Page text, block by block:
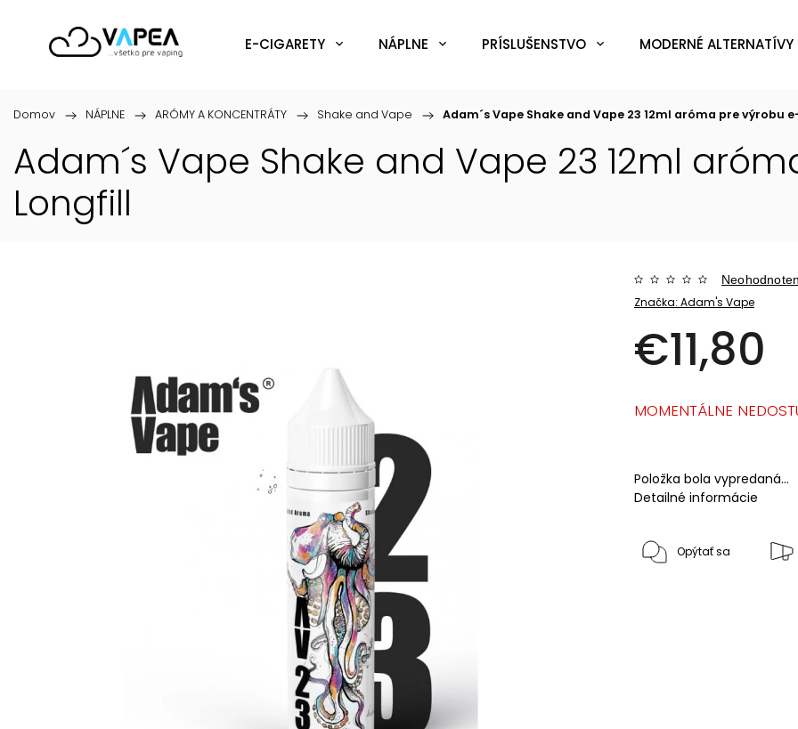
E-CIGARETY NÁPLNE PRÍSLUŠENSTVO MODERNÉ ALTERNATÍVY
Domov / NÁPLNE / ARÓMY A KONCENTRÁTY / Shake and Vape / Adam´s Vape Shake and Vape 23 12ml aróma pre výrobu
Adam´s Vape Shake and Vape 23 12ml
Longfill
Značka:Adam's Vape
€11,80
Položka bola vypredaná…
MOMENTÁLNE
Detailné informácie
Opýtať sa